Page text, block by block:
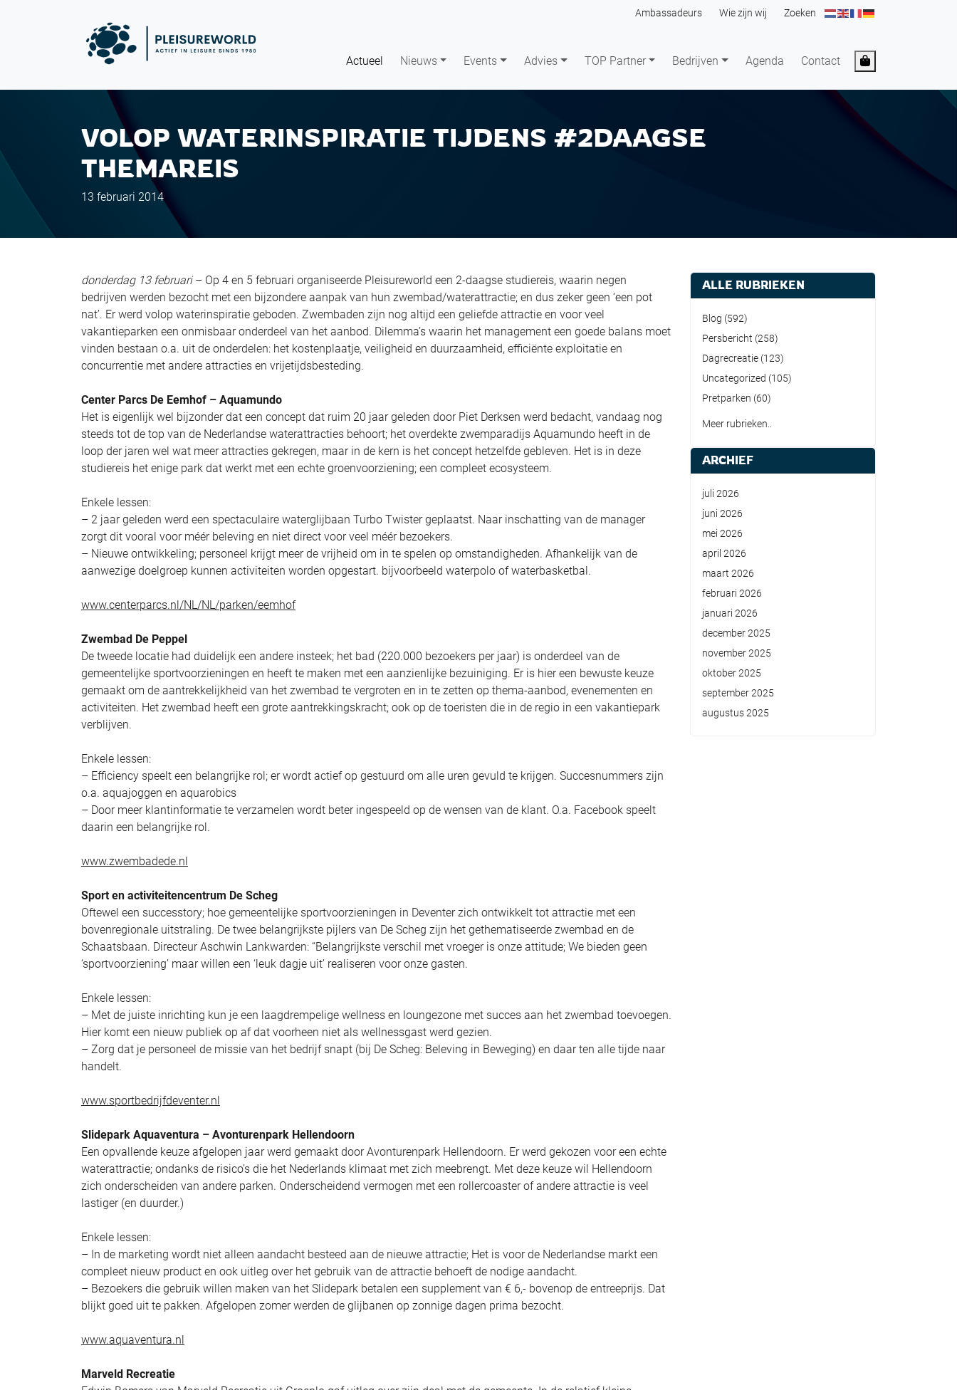
Ambassadeurs Wie zijn wij Zoeken
Actueel Nieuws Events Advies TOP Partner Bedrijven Agenda Contact Cart
VOLOP WATERINSPIRATIE TIJDENS #2DAAGSE
THEMAREIS
13 februari 2014
donderdag 13 februari– Op 4 en 5 februari organiseerde Pleisureworld een 2-daagse studiereis, waarin negen
bedrijven werden bezocht met een bijzondere aanpak van hun zwembad/waterattractie; en dus zeker geen ‘een pot
nat’. Er werd volop waterinspiratie geboden. Zwembaden zijn nog altijd een geliefde attractie en voor veel
vakantieparken een onmisbaar onderdeel van het aanbod. Dilemma’s waarin het management een goede balans moet
vinden bestaan o.a. uit de onderdelen: het kostenplaatje, veiligheid en duurzaamheid, efficiënte exploitatie en
concurrentie met andere attracties en vrijetijdsbesteding.
Center Parcs De Eemhof – Aquamundo
Het is eigenlijk wel bijzonder dat een concept dat ruim 20 jaar geleden door Piet Derksen werd bedacht, vandaag nog
steeds tot de top van de Nederlandse waterattracties behoort; het overdekte zwemparadijs Aquamundo heeft in de
loop der jaren wel wat meer attracties gekregen, maar in de kern is het concept hetzelfde gebleven. Het is in deze
studiereis het enige park dat werkt met een echte groenvoorziening; een compleet ecosysteem.
Enkele lessen:
– 2 jaar geleden werd een spectaculaire waterglijbaan Turbo Twister geplaatst. Naar inschatting van de manager
zorgt dit vooral voor méér beleving en niet direct voor veel méér bezoekers.
– Nieuwe ontwikkeling; personeel krijgt meer de vrijheid om in te spelen op omstandigheden. Afhankelijk van de
aanwezige doelgroep kunnen activiteiten worden opgestart. bijvoorbeeld waterpolo of waterbasketbal.
www.centerparcs.nl/NL/NL/parken/eemhof‎
Zwembad De Peppel
De tweede locatie had duidelijk een andere insteek; het bad (220.000 bezoekers per jaar) is onderdeel van de
gemeentelijke sportvoorzieningen en heeft te maken met een aanzienlijke bezuiniging. Er is hier een bewuste keuze
gemaakt om de aantrekkelijkheid van het zwembad te vergroten en in te zetten op thema-aanbod, evenementen en
activiteiten. Het zwembad heeft een grote aantrekkingskracht; ook op de toeristen die in de regio in een vakantiepark
verblijven.
Enkele lessen:
– Efficiency speelt een belangrijke rol; er wordt actief op gestuurd om alle uren gevuld te krijgen. Succesnummers zijn
o.a. aquajoggen en aquarobics
– Door meer klantinformatie te verzamelen wordt beter ingespeeld op de wensen van de klant. O.a. Facebook speelt
daarin een belangrijke rol.
www.zwembadede.nl
Sport en activiteitencentrum De Scheg
Oftewel een successtory; hoe gemeentelijke sportvoorzieningen in Deventer zich ontwikkelt tot attractie met een
bovenregionale uitstraling. De twee belangrijkste pijlers van De Scheg zijn het gethematiseerde zwembad en de
Schaatsbaan. Directeur Aschwin Lankwarden: “Belangrijkste verschil met vroeger is onze attitude; We bieden geen
‘sportvoorziening’ maar willen een ‘leuk dagje uit’ realiseren voor onze gasten.
Enkele lessen:
– Met de juiste inrichting kun je een laagdrempelige wellness en loungezone met succes aan het zwembad toevoegen.
Hier komt een nieuw publiek op af dat voorheen niet als wellnessgast werd gezien.
– Zorg dat je personeel de missie van het bedrijf snapt (bij De Scheg: Beleving in Beweging) en daar ten alle tijde naar
handelt.
www.sportbedrijfdeventer.nl
Slidepark Aquaventura – Avonturenpark Hellendoorn
Een opvallende keuze afgelopen jaar werd gemaakt door Avonturenpark Hellendoorn. Er werd gekozen voor een echte
waterattractie; ondanks de risico’s die het Nederlands klimaat met zich meebrengt. Met deze keuze wil Hellendoorn
zich onderscheiden van andere parken. Onderscheidend vermogen met een rollercoaster of andere attractie is veel
lastiger (en duurder.)
Enkele lessen:
– In de marketing wordt niet alleen aandacht besteed aan de nieuwe attractie; Het is voor de Nederlandse markt een
compleet nieuw product en ook uitleg over het gebruik van de attractie behoeft de nodige aandacht.
– Bezoekers die gebruik willen maken van het Slidepark betalen een supplement van € 6,- bovenop de entreeprijs. Dat
blijkt goed uit te pakken. Afgelopen zomer werden de glijbanen op zonnige dagen prima bezocht.
www.aquaventura.nl
Marveld Recreatie
ALLE RUBRIEKEN
Blog (592)
Persbericht (258)
Dagrecreatie (123)
Uncategorized (105)
Pretparken (60)
Meer rubrieken..
ARCHIEF
juli 2026
juni 2026
mei 2026
april 2026
maart 2026
februari 2026
januari 2026
december 2025
november 2025
oktober 2025
september 2025
augustus 2025